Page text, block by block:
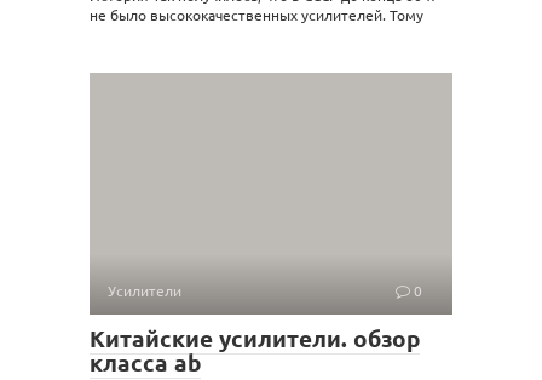
не было высококачественных усилителей. Тому
Усилители 0
Китайские усилители. обзор
класса ab